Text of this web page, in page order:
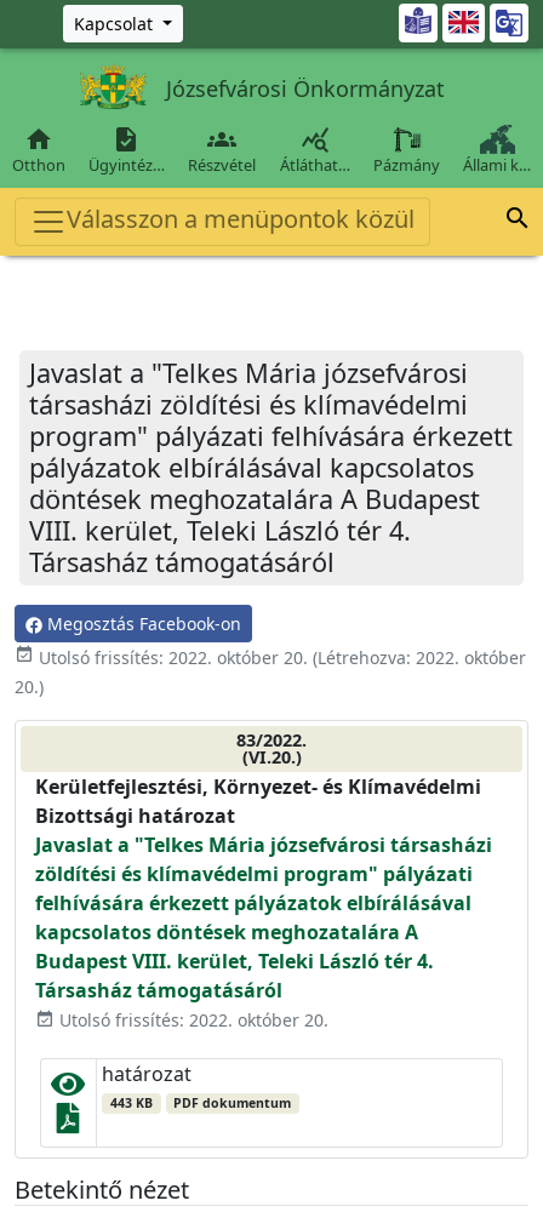
Ugrás a fő tartalomra
Kapcsolat 
Józsefvárosi Önkormányzat

Otthon

Ügyintéz…

Részvétel

Átláthat… Pázmány Állami k…
Válasszon a menüpontok közül 
Javaslat a "Telkes Mária józsefvárosi
társasházi zöldítési és klímavédelmi
program" pályázati felhívására érkezett
pályázatok elbírálásával kapcsolatos
döntések meghozatalára A Budapest
VIII. kerület, Teleki László tér 4.
Társasház támogatásáról
Megosztás Facebook-on
event_available Utolsó frissítés: 2022. október 20. (Létrehozva: 2022. október
20.)
83/2022.
(VI.20.)
Kerületfejlesztési, Környezet- és Klímavédelmi
Bizottsági határozat
Javaslat a "Telkes Mária józsefvárosi társasházi
zöldítési és klímavédelmi program" pályázati
felhívására érkezett pályázatok elbírálásával
kapcsolatos döntések meghozatalára A
Budapest VIII. kerület, Teleki László tér 4.
Társasház támogatásáról
event_available Utolsó frissítés: 2022. október 20.
határozat
443 KB PDF dokumentum
Betekintő nézet